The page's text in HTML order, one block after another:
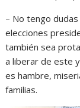
– No tengo
elecciones
también sea
a liberar de este
es hambre,
familias.